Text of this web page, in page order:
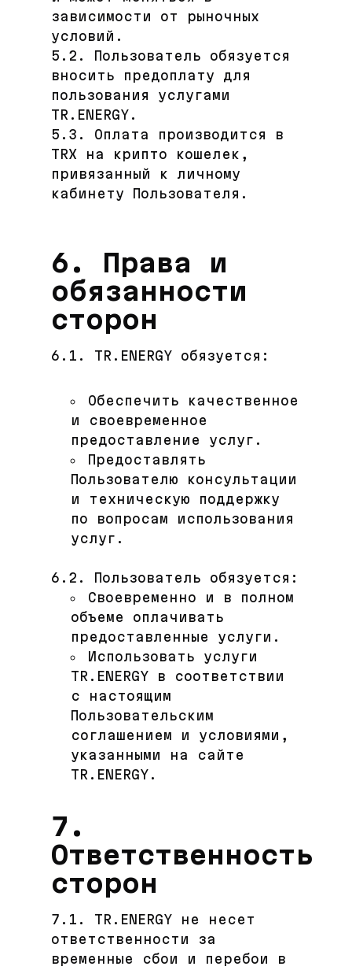
зависимости от рыночных
условий.
5.2. Пользователь обязуется
вносить предоплату для
пользования услугами
TR.ENERGY.
5.3. Оплата производится в
TRX на крипто кошелек,
привязанный к личному
кабинету Пользователя.
6. Права и
обязанности
сторон
6.1. TR.ENERGY обязуется:
Обеспечить качественное
и своевременное
предоставление услуг.
Предоставлять
Пользователю консультации
и техническую поддержку
по вопросам использования
услуг.
6.2. Пользователь обязуется:
Своевременно и в полном
объеме оплачивать
предоставленные услуги.
Использовать услуги
TR.ENERGY в соответствии
с настоящим
Пользовательским
соглашением и условиями,
указанными на сайте
TR.ENERGY.
7.
Ответственность
сторон
7.1. TR.ENERGY не несет
ответственности за
временные сбои и перебои в